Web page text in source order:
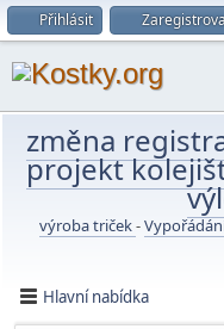
Přihlásit
změna
projekt
výroba triček-
Hlavní nabídka